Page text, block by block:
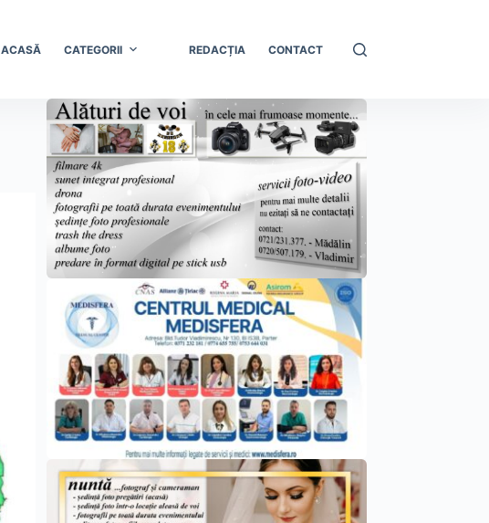
ACASĂ CATEGORII REDACȚIA CONTACT